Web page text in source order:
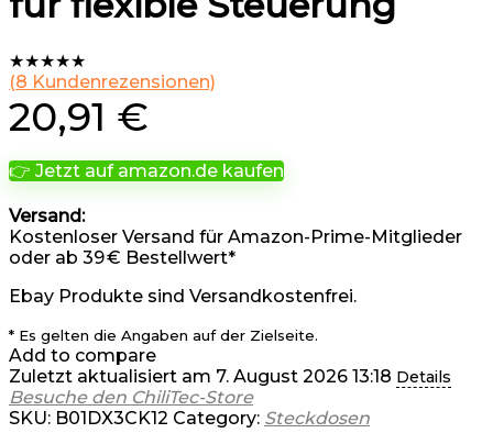
★★★★★
(8 Kundenrezensionen)
20,91 €
👉 Jetzt auf amazon.de kaufen
Versand:
Kostenloser Versand für Amazon-Prime-Mitglieder
oder ab 39 € Bestellwert*
Ebay Produkte sind Versandkostenfrei.
* Es gelten die Angaben auf der Zielseite.
Add to compare
Zuletzt aktualisiert am 7. August 2026 13:18 Details
Besuche den ChiliTec-Store
SKU: B01DX3CK12 Category: Steckdosen